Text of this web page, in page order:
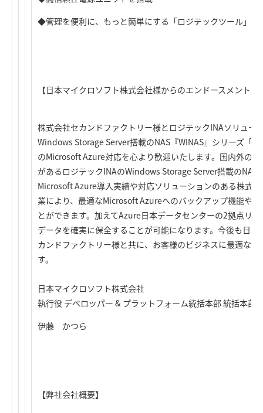
◆管理を便利に、もっと簡単にする「ロジテックツール」を
【日本マイクロソフト株式会社様からのエンドースメント】
株式会社セカンドファクトリー様とロジテックINAソリュー
Windows Storage Server搭載のNAS『WINAS』シリーズ「
のMicrosoft Azure対応を心より歓迎いたします。国内外の
があるロジテックINAのWindows Storage Server搭載のNAS
Microsoft Azure導入実績や対応ソリューションのある株式
業により、最適なMicrosoft Azureへのバックアップ機能や
とができます。加えてAzure日本データセンターの2拠点リ
データを確実に保全することが可能になります。今後も日
カンドファクトリー様と共に、お客様のビジネスに最適な
す。
日本マイクロソフト株式会社
執行役 デベロッパー & プラットフォーム統括本部 統括本部
伊藤 かつら
【弊社会社概要】